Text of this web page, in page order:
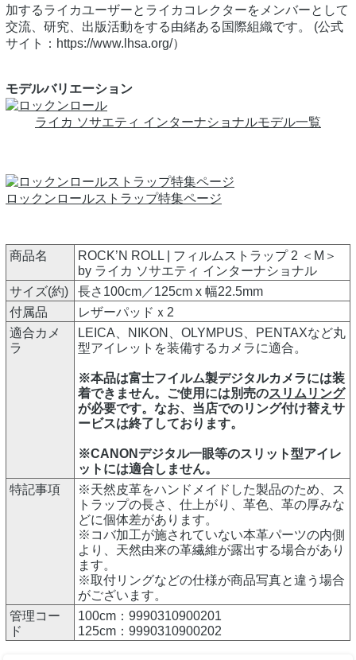
加するライカユーザーとライカコレクターをメンバーとして
交流、研究、出版活動をする由緒ある国際組織です。 (公式
サイト：https://www.lhsa.org/）
モデルバリエーション
ライカ ソサエティ インターナショナルモデル一覧
ロックンロールストラップ特集ページ
商品名
ROCK’N ROLL | フィルムストラップ 2 ＜M＞
by ライカ ソサエティ インターナショナル
サイズ(約)
長さ100cm／125cm x 幅22.5mm
付属品
レザーパッドｘ2
適合カメ
ラ
LEICA、NIKON、OLYMPUS、PENTAXなど丸
型アイレットを装備するカメラに適合。
※本品は富士フイルム製デジタルカメラには装
着できません。ご使用には別売のスリムリング
が必要です。なお、当店でのリング付け替えサ
ービスは終了しております。
※CANONデジタル一眼等のスリット型アイレ
ットには適合しません。
特記事項
※天然皮革をハンドメイドした製品のため、ス
トラップの長さ、仕上がり、革色、革の厚みな
どに個体差があります。
※コバ加工が施されていない本革パーツの内側
より、天然由来の革繊維が露出する場合があり
ます。
※取付リングなどの仕様が商品写真と違う場合
がございます。
管理コー
ド
100cm：9990310900201
125cm：9990310900202